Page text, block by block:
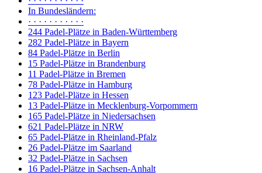
In Bundesländern:
· · · · · · · · · · ·
244 Padel-Plätze in Baden-Württemberg
282 Padel-Plätze in Bayern
84 Padel-Plätze in Berlin
15 Padel-Plätze in Brandenburg
11 Padel-Plätze in Bremen
78 Padel-Plätze in Hamburg
123 Padel-Plätze in Hessen
13 Padel-Plätze in Mecklenburg-Vorpommern
165 Padel-Plätze in Niedersachsen
621 Padel-Plätze in NRW
65 Padel-Plätze in Rheinland-Pfalz
26 Padel-Plätze im Saarland
32 Padel-Plätze in Sachsen
16 Padel-Plätze in Sachsen-Anhalt